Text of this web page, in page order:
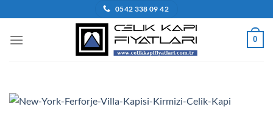
atla
0542 338 09 42
0